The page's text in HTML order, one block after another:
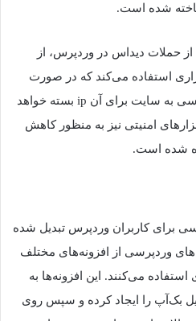
شده است.
حملات دیداس در وردپرس، از
استفاده می‌کند که در صورت
شناسایی آی‌پی مشکوک دسترسی به سایت برای آن ip بسته خواهد
امنیتی نیز به منظور کاهش
شده است.
برای کاربران وردپرس تبدیل شده
وردپرسی از افزونه‌های مختلف
می‌کنند. این افزونه‌ها به
بک‌آپ را ایجاد کرده و سپس روی